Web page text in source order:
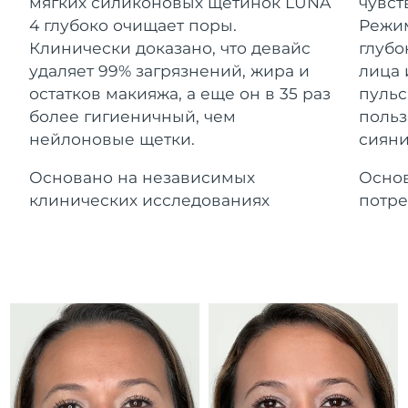
4 глубоко очищает поры.
Клинически доказано, что девайс
удаляет 99% загрязнений, жира и
остатков макияжа, а еще он в 35 раз
более гигиеничный, чем
нейлоновые щетки.
Основано на независимых
клинических исследованиях
лица
For healthy hair
Косметика Для мужчин
Купить
Гибралтар
Ожидаемая дата доставки
14/08/2026
Греция
Ожидаемая дата доставки
Гонконг (САР)
Ожидаемая дата доставки
11/08/2026
Венгрия
Ожидаемая дата доставки
08/08/2026
Ирландия
Ожидаемая дата доставки
10/08/2026
о-в Мэн
Ожидаемая дата доставки